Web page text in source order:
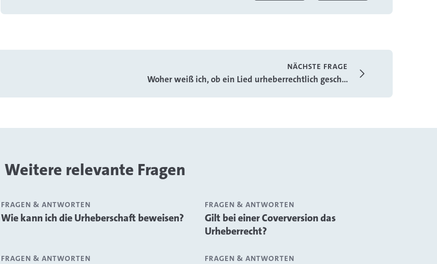
NÄCHSTE FRAGE
Woher weiß ich, ob ein Lied urheberrechtlich gesch...
Weitere relevante Fragen
FRAGEN & ANTWORTEN
Wie kann ich die Urheberschaft beweisen?
FRAGEN & ANTWORTEN
Gilt bei einer Coverversion das
Urheberrecht?
FRAGEN & ANTWORTEN FRAGEN & ANTWORTEN